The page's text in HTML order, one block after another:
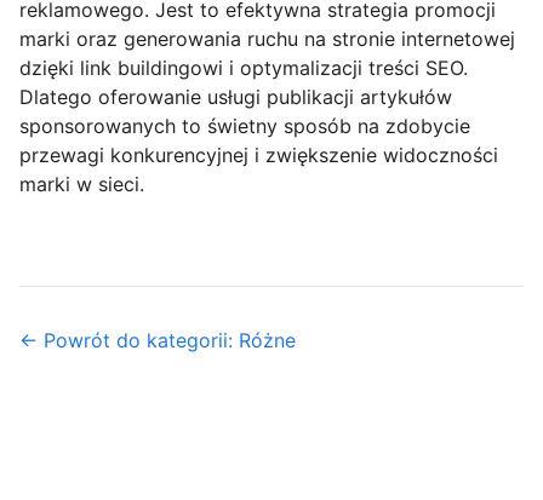
reklamowego. Jest to efektywna strategia promocji
marki oraz generowania ruchu na stronie internetowej
dzięki link buildingowi i optymalizacji treści SEO.
Dlatego oferowanie usługi publikacji artykułów
sponsorowanych to świetny sposób na zdobycie
przewagi konkurencyjnej i zwiększenie widoczności
marki w sieci.
← Powrót do kategorii: Różne